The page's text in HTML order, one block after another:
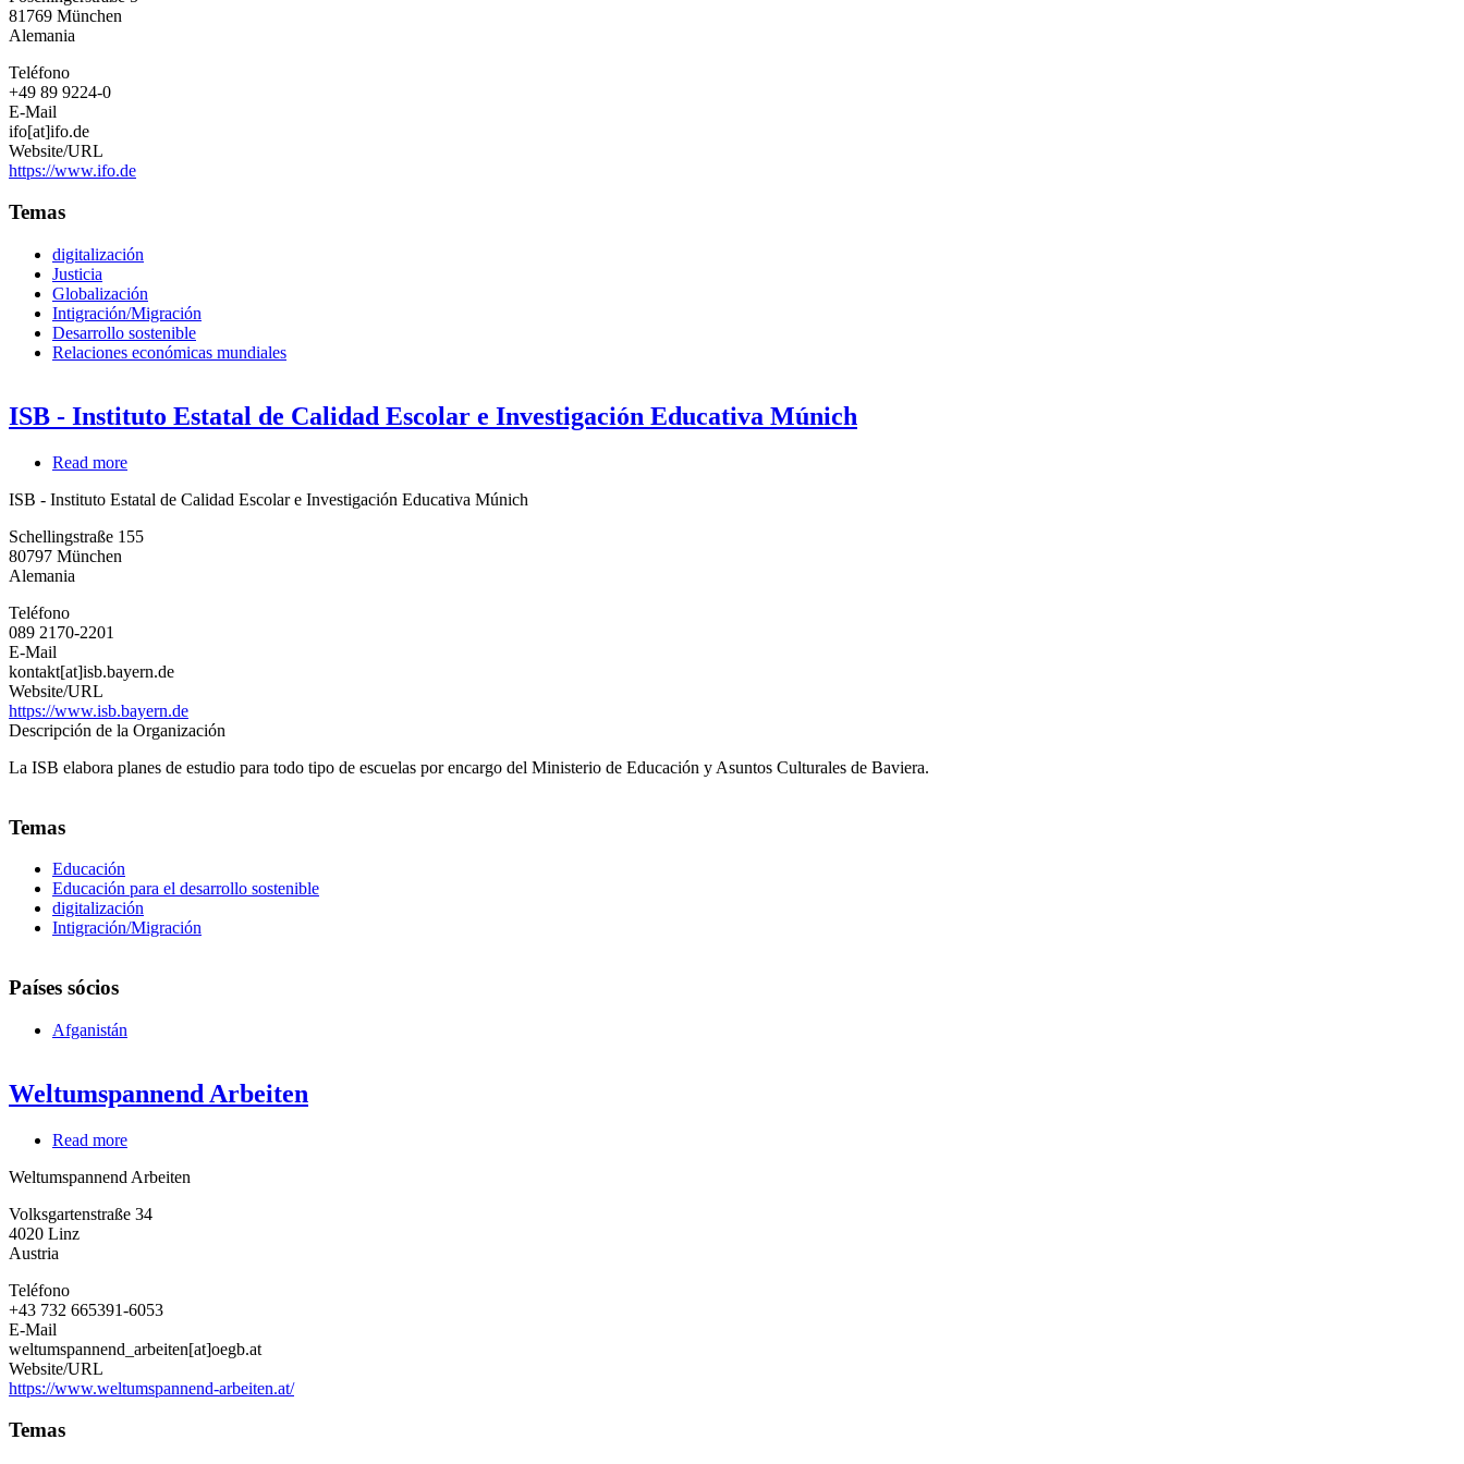
Múnich
81769 München
Alemania
Teléfono
+49 89 9224-0
E-Mail
ifo[at]ifo.de
Website/URL
https://www.ifo.de
Temas
digitalización
Justicia
Globalización
Intigración/Migración
Desarrollo sostenible
Relaciones económicas mundiales
ISB - Instituto Estatal de Calidad Escolar e Investigación Educativa Múnich
Read more
-
Estatal
Múnich
ISB - Instituto Estatal de Calidad Escolar e Investigación Educativa Múnich
Schellingstraße 155
80797 München
Alemania
Teléfono
089 2170-2201
E-Mail
kontakt[at]isb.bayern.de
Website/URL
https://www.isb.bayern.de
Descripción de la Organización
La ISB elabora planes de estudio para todo tipo de escuelas por encargo del Ministerio de Educación y Asuntos Culturales de Baviera.
Temas
Educación
Educación para el desarrollo sostenible
digitalización
Intigración/Migración
Países sócios
Afganistán
Weltumspannend Arbeiten
Read more
Arbeiten
Weltumspannend Arbeiten
Volksgartenstraße 34
4020 Linz
Austria
Teléfono
+43 732 665391-6053
E-Mail
weltumspannend_arbeiten[at]oegb.at
Website/URL
https://www.weltumspannend-arbeiten.at/
Temas